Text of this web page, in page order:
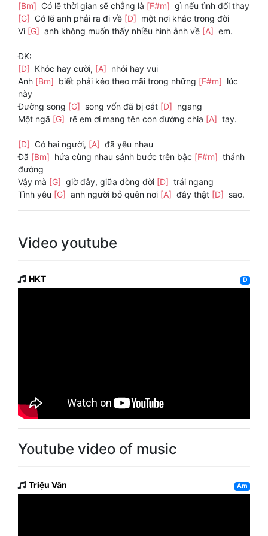
[Bm] Có lẽ thời gian sẽ chẳng là [F#m] gì nếu tình đổi thay
[G] Có lẽ anh phải ra đi về [D] một nơi khác trong đời
Vì [G] anh không muốn thấy nhiều hình ảnh về [A] em.
ĐK:
[D] Khóc hay cười, [A] nhói hay vui
Anh [Bm] biết phải kéo theo mãi trong những [F#m] lúc
này
Đường song [G] song vốn đã bị cắt [D] ngang
Một ngã [G] rẽ em ơi mang tên con đường chia [A] tay.
[D] Có hai người, [A] đã yêu nhau
Đã [Bm] hứa cùng nhau sánh bước trên bậc [F#m] thánh
đường
Vậy mà [G] giờ đây, giữa dòng đời [D] trái ngang
Tình yêu [G] anh người bỏ quên nơi [A] đây thật [D] sao.
Video youtube
HKT D
Youtube video of music
Triệu Vân Am